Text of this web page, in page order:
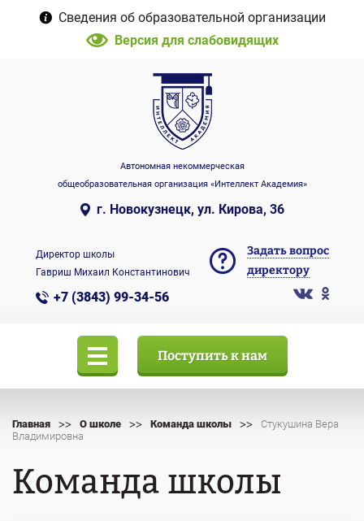
Сведения об образовательной организации
Версия для слабовидящих
Автономная некоммерческая
общеобразовательная организация «Интеллект Академия»
г. Новокузнецк, ул. Кирова, 36
Директор школы
Гавриш Михаил Константинович
+7 (3843) 99-34-56
Задать вопрос
директору
Поступить к нам
Главная >> О школе >> Команда школы >>
Стукушина Вера
Владимировна
Команда школы